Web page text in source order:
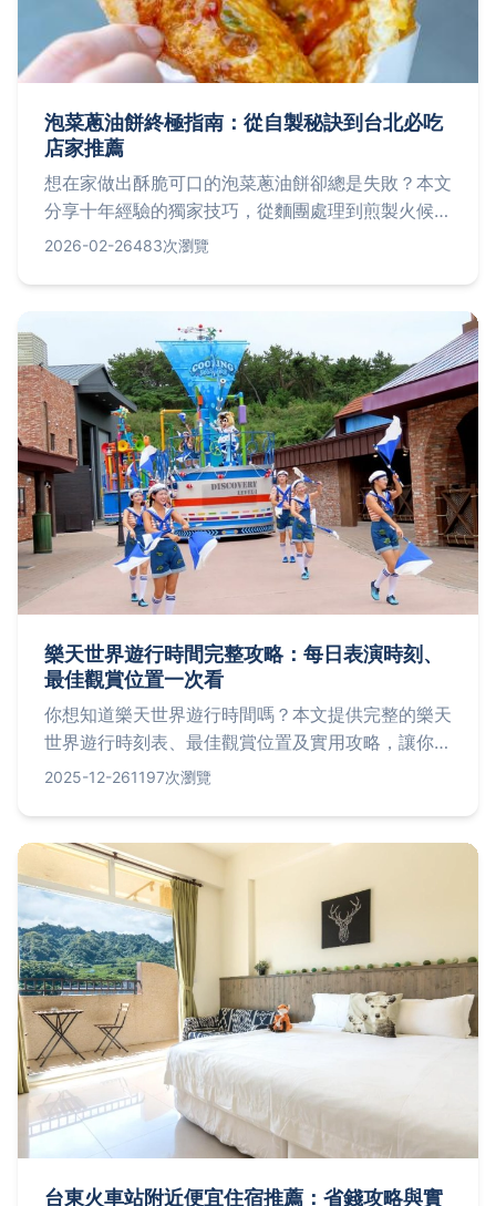
泡菜蔥油餅終極指南：從自製秘訣到台北必吃
店家推薦
想在家做出酥脆可口的泡菜蔥油餅卻總是失敗？本文
分享十年經驗的獨家技巧，從麵團處理到煎製火候，
並實測三家台北人氣店家，提供地址、價格與營業時
2026-02-26483次瀏覽
樂天世界遊行時間完整攻略：每日表演時刻、
最佳觀賞位置一次看
你想知道樂天世界遊行時間嗎？本文提供完整的樂天
世界遊行時刻表、最佳觀賞位置及實用攻略，讓你輕
鬆規劃行程，不錯過任何精彩表演。還分享雨天備案
2025-12-261197次瀏覽
台東火車站附近便宜住宿推薦：省錢攻略與實